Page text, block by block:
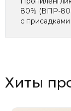
80% (ВПР-
с присадками
Хиты